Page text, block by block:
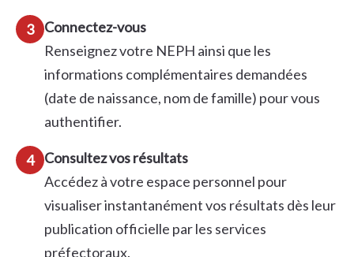
3
Connectez-vous
Renseignez votre NEPH ainsi que les
informations complémentaires demandées
(date de naissance, nom de famille) pour vous
authentifier.
4
Consultez vos résultats
Accédez à votre espace personnel pour
visualiser instantanément vos résultats dès leur
publication officielle par les services
préfectoraux.